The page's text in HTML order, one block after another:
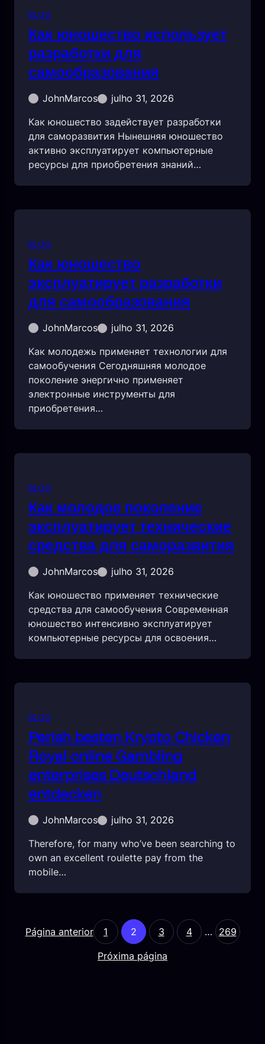
BLOG
Как юношество использует
разработки для
самообразования
JohnMarcos
julho 31, 2026
Как юношество задействует разработки
для саморазвития Нынешняя юношество
активно эксплуатирует компьютерные
ресурсы для приобретения знаний…
BLOG
Как юношество
эксплуатирует разработки
для самообразования
JohnMarcos
julho 31, 2026
Как молодежь применяет технологии для
самообучения Сегодняшняя молодое
поколение энергично применяет
электронные инструменты для
приобретения…
BLOG
Как молодое поколение
эксплуатирует технические
средства для саморазвития
JohnMarcos
julho 31, 2026
Как юношество применяет технические
средства для самообучения Современная
юношество интенсивно эксплуатирует
компьютерные ресурсы для освоения…
BLOG
Perish besten Krypto Chicken
Royal online Gambling
enterprises Deutschland
entdecken
JohnMarcos
julho 31, 2026
Therefore, for many who’ve been searching to
own an excellent roulette pay from the
mobile…
Página anterior 1 2 3 4 … 269
Próxima página